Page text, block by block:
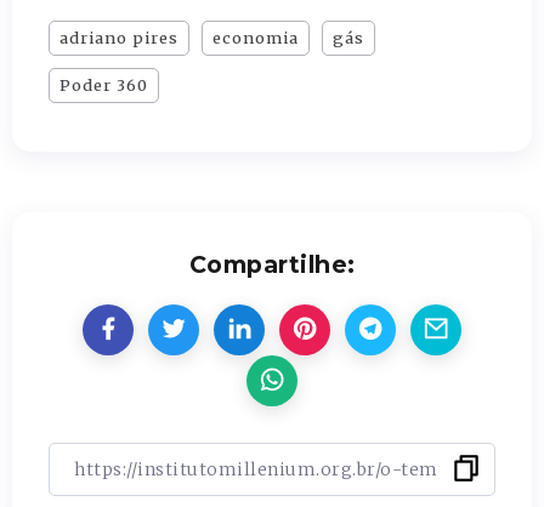
adriano pires economia gás
Poder 360
Compartilhe: